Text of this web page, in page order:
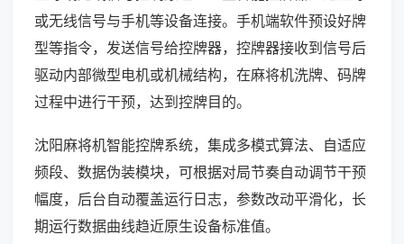
或无线信号与手机等设备连接。手机端软件预设好牌
型等指令，发送信号给控牌器，控牌器接收到信号后
驱动内部微型电机或机械结构，在麻将机洗牌、码牌
过程中进行干预，达到控牌目的。
沈阳麻将机智能控牌系统，集成多模式算法、自适应
频段、数据伪装模块，可根据对局节奏自动调节干预
幅度，后台自动覆盖运行日志，参数改动平滑化，长
期运行数据曲线趋近原生设备标准值。